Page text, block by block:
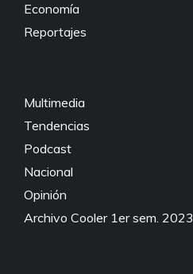
Economía
Reportajes
Multimedia
Tendencias
Podcast
Nacional
Opinión
Archivo Cooler 1er sem. 2023